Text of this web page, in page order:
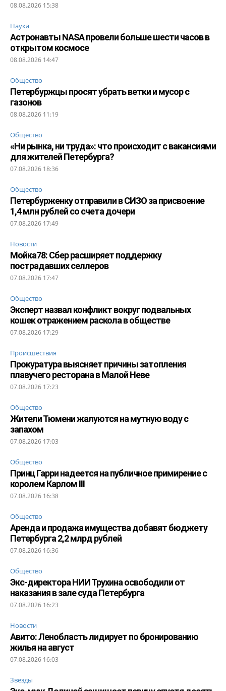
08.08.2026 15:38
Наука
Астронавты NASA провели больше шести часов в
открытом космосе
08.08.2026 14:47
Общество
Петербуржцы просят убрать ветки и мусор с
газонов
08.08.2026 11:19
Общество
«Ни рынка, ни труда»: что происходит с вакансиями
для жителей Петербурга?
07.08.2026 18:36
Общество
Петербурженку отправили в СИЗО за присвоение
1,4 млн рублей со счета дочери
07.08.2026 17:49
Новости
Мойка78: Сбер расширяет поддержку
пострадавших селлеров
07.08.2026 17:47
Общество
Эксперт назвал конфликт вокруг подвальных
кошек отражением раскола в обществе
07.08.2026 17:29
Происшествия
Прокуратура выясняет причины затопления
плавучего ресторана в Малой Неве
07.08.2026 17:23
Общество
Жители Тюмени жалуются на мутную воду с
запахом
07.08.2026 17:03
Общество
Принц Гарри надеется на публичное примирение с
королем Карлом III
07.08.2026 16:38
Общество
Аренда и продажа имущества добавят бюджету
Петербурга 2,2 млрд рублей
07.08.2026 16:36
Общество
Экс-директора НИИ Трухина освободили от
наказания в зале суда Петербурга
07.08.2026 16:23
Новости
Авито: Ленобласть лидирует по бронированию
жилья на август
07.08.2026 16:03
Звезды